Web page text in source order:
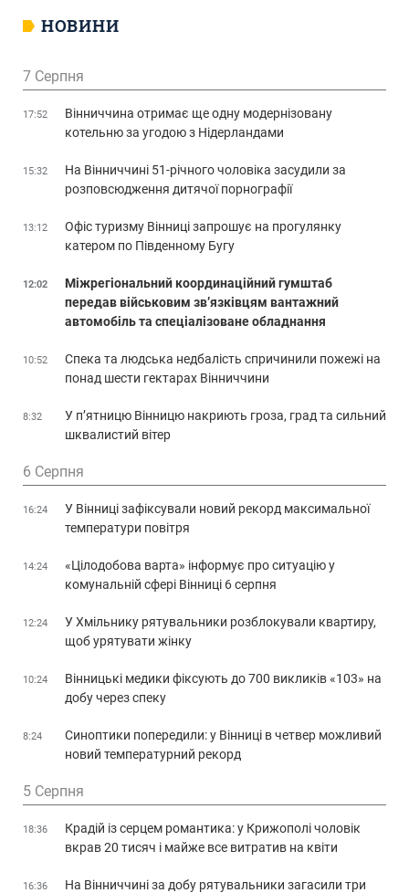
НОВИНИ
7 Серпня
17:52
Вінниччина отримає ще одну модернізовану
котельню за угодою з Нідерландами
15:32
На Вінниччині 51-річного чоловіка засудили за
розповсюдження дитячої порнографії
13:12
Офіс туризму Вінниці запрошує на прогулянку
катером по Південному Бугу
12:02
Міжрегіональний координаційний гумштаб
передав військовим зв’язківцям вантажний
автомобіль та спеціалізоване обладнання
10:52
Спека та людська недбалість спричинили пожежі на
понад шести гектарах Вінниччини
8:32
У п’ятницю Вінницю накриють гроза, град та сильний
шквалистий вітер
6 Серпня
16:24
У Вінниці зафіксували новий рекорд максимальної
температури повітря
14:24
«Цілодобова варта» інформує про ситуацію у
комунальній сфері Вінниці 6 серпня
12:24
У Хмільнику рятувальники розблокували квартиру,
щоб урятувати жінку
10:24
Вінницькі медики фіксують до 700 викликів «103» на
добу через спеку
8:24
Синоптики попередили: у Вінниці в четвер можливий
новий температурний рекорд
5 Серпня
18:36
Крадій із серцем романтика: у Крижополі чоловік
вкрав 20 тисяч і майже все витратив на квіти
16:36
На Вінниччині за добу рятувальники загасили три